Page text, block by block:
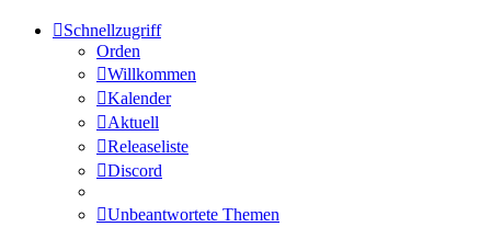
Schnellzugriff
Orden
Willkommen
Kalender
Aktuell
Releaseliste
Discord
Unbeantwortete Themen